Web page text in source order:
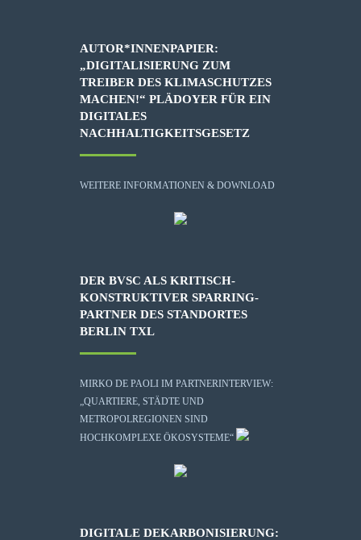
AUTOR*INNENPAPIER:
„DIGITALISIERUNG ZUM
TREIBER DES KLIMASCHUTZES
MACHEN!“ PLÄDOYER FÜR EIN
DIGITALES
NACHHALTIGKEITSGESETZ
WEITERE INFORMATIONEN & DOWNLOAD
DER BVSC ALS KRITISCH-
KONSTRUKTIVER SPARRING-
PARTNER DES STANDORTES
BERLIN TXL
MIRKO DE PAOLI IM PARTNERINTERVIEW:
„QUARTIERE, STÄDTE UND
METROPOLREGIONEN SIND
HOCHKOMPLEXE ÖKOSYSTEME“
DIGITALE DEKARBONISIERUNG: